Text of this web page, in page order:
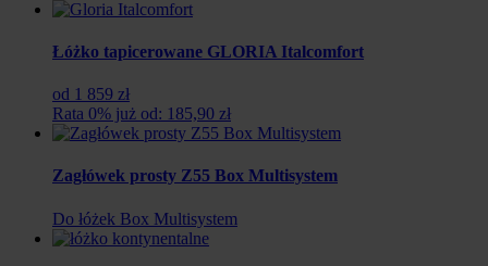
Łóżko tapicerowane GLORIA Italcomfort
od 1 859 zł
Rata 0% już od: 185,90 zł
Zagłówek prosty Z55 Box Multisystem
Do łóżek Box Multisystem